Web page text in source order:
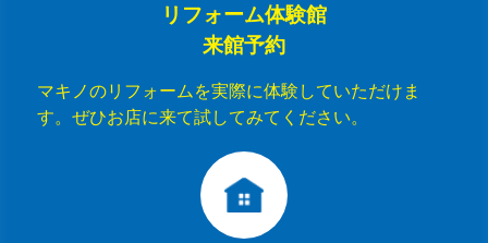
リフォーム体験館
来館予約
マキノのリフォームを実際に体験していただけま
す。ぜひお店に来て試してみてください。